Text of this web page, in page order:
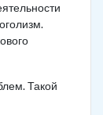
Такой